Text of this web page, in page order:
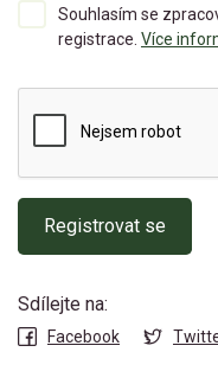
Souhlasím se
registrace. Více
Registrovat se
Sdílejte na:
Facebook